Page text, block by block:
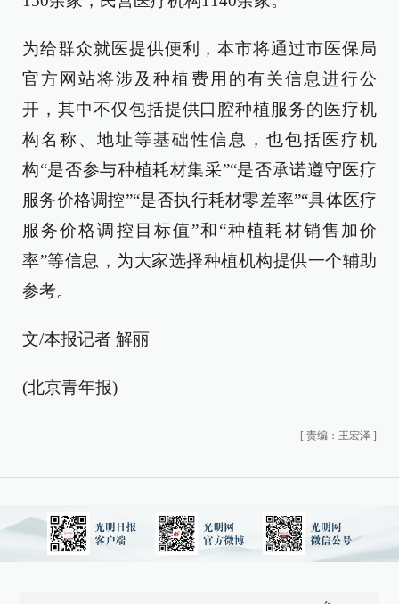
为给群众就医提供便利，本市将通过市医保局
官方网站将涉及种植费用的有关信息进行公
开，其中不仅包括提供口腔种植服务的医疗机
构名称、地址等基础性信息，也包括医疗机
构“是否参与种植耗材集采”“是否承诺遵守医疗
服务价格调控”“是否执行耗材零差率”“具体医疗
服务价格调控目标值”和“种植耗材销售加价
率”等信息，为大家选择种植机构提供一个辅助
参考。
文/本报记者 解丽
(北京青年报)
[ 责编：王宏泽 ]